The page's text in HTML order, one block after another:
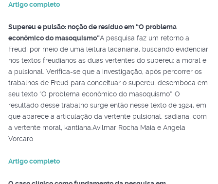
Artigo completo
Supereu e pulsão: noção de resíduo em “O problema
econômico do masoquismo”A pesquisa faz um retorno a
Freud, por meio de uma leitura lacaniana, buscando evidenciar
nos textos freudianos as duas vertentes do supereu: a moral e
a pulsional. Verifica-se que a investigação, após percorrer os
trabalhos de Freud para conceituar o supereu, desemboca em
seu texto “O problema econômico do masoquismo”. O
resultado desse trabalho surge então nesse texto de 1924, em
que aparece a articulação da vertente pulsional, sadiana, com
a vertente moral, kantiana.Avilmar Rocha Maia e Angela
Vorcaro
Artigo completo